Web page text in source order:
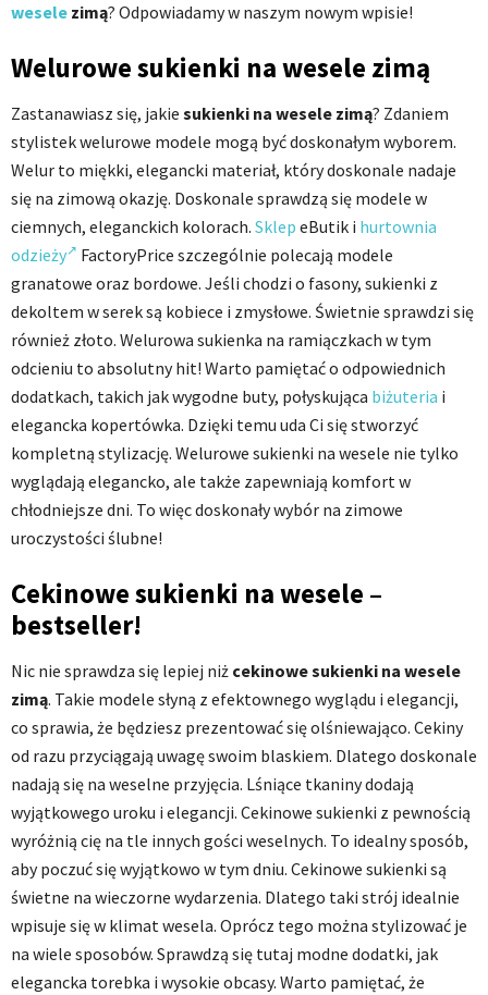
wesele zimą? Odpowiadamy w naszym nowym wpisie!
Welurowe sukienki na wesele zimą
Zastanawiasz się, jakie sukienki na wesele zimą? Zdaniem
stylistek welurowe modele mogą być doskonałym wyborem.
Welur to miękki, elegancki materiał, który doskonale nadaje
się na zimową okazję. Doskonale sprawdzą się modele w
ciemnych, eleganckich kolorach. Sklep eButik i hurtownia
odzieży
FactoryPrice szczególnie polecają modele
granatowe oraz bordowe. Jeśli chodzi o fasony, sukienki z
dekoltem w serek są kobiece i zmysłowe. Świetnie sprawdzi się
również złoto. Welurowa sukienka na ramiączkach w tym
odcieniu to absolutny hit! Warto pamiętać o odpowiednich
dodatkach, takich jak wygodne buty, połyskująca biżuteria i
elegancka kopertówka. Dzięki temu uda Ci się stworzyć
kompletną stylizację. Welurowe sukienki na wesele nie tylko
wyglądają elegancko, ale także zapewniają komfort w
chłodniejsze dni. To więc doskonały wybór na zimowe
uroczystości ślubne!
Cekinowe sukienki na wesele –
bestseller!
Nic nie sprawdza się lepiej niż cekinowe sukienki na wesele
zimą. Takie modele słyną z efektownego wyglądu i elegancji,
co sprawia, że będziesz prezentować się olśniewająco. Cekiny
od razu przyciągają uwagę swoim blaskiem. Dlatego doskonale
nadają się na weselne przyjęcia. Lśniące tkaniny dodają
wyjątkowego uroku i elegancji. Cekinowe sukienki z pewnością
wyróżnią cię na tle innych gości weselnych. To idealny sposób,
aby poczuć się wyjątkowo w tym dniu. Cekinowe sukienki są
świetne na wieczorne wydarzenia. Dlatego taki strój idealnie
wpisuje się w klimat wesela. Oprócz tego można stylizować je
na wiele sposobów. Sprawdzą się tutaj modne dodatki, jak
elegancka torebka i wysokie obcasy. Warto pamiętać, że